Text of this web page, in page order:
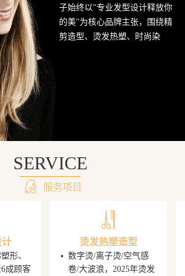
子始终以"专业发型设计释放你
的美"为核心品牌主张，围绕精
剪造型、烫发热塑、时尚染
SERVICE
服务项目
计
形、
成顾客
烫发热塑造型
· 数字烫/离子烫/空气感
卷/大波浪，2025年烫发